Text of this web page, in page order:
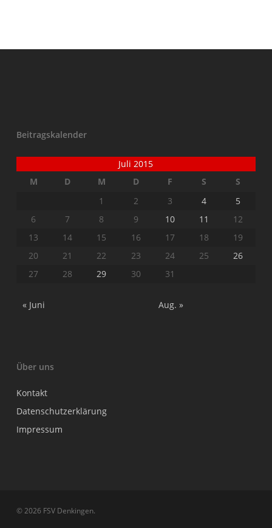
Beitragskalender
Juli 2015
M
D M D F S
S
1
2 3 4
5
6
7 8 9 10 11
12
13
14 15 16 17 18
19
20
21 22 23 24 25
26
27
28 29 30 31
« Juni Aug. »
Über uns
Kontakt
Datenschutzerklärung
Impressum
© 2026 FSV Denkingen.